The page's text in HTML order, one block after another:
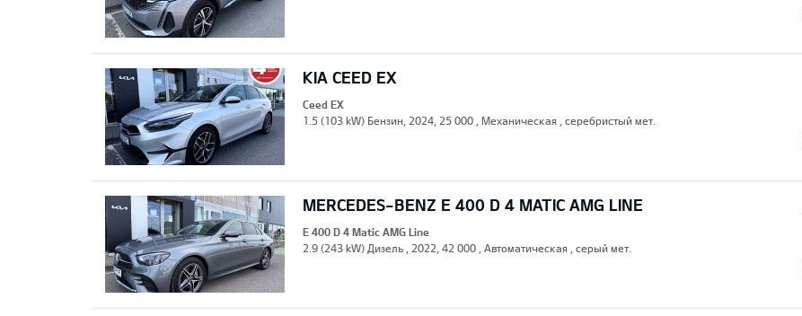
KIA CEED EX
Ceed EX
1.5 (103 kW) Бензин, 2024, 25 000 , Механическая , серебристый мет.
MERCEDES-BENZ E 400 D 4 MATIC AMG LINE
E 400 D 4 Matic AMG Line
2.9 (243 kW) Дизель , 2022, 42 000 , Автоматическая , серый мет.